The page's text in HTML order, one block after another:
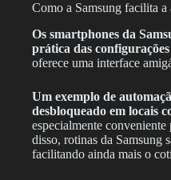
Como a Samsung facilita a
Os smartphones da
prática das
oferece uma interface
Um exemplo de
desbloqueado em locais
especialmente
disso, rotinas da Samsung
facilitando ainda mais o